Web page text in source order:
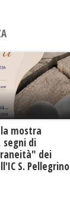
mostra
segni di
dei
S. Pellegrino